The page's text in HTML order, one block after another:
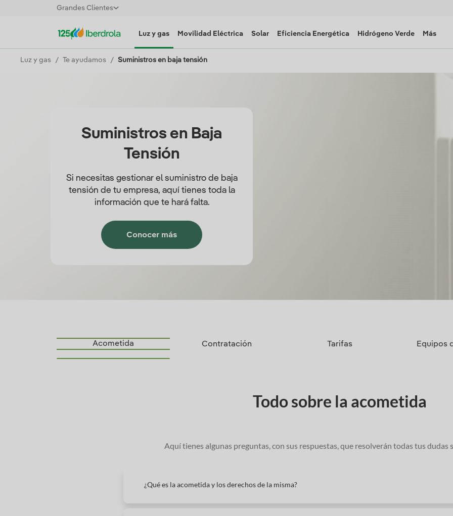
Grandes Clientes
Luz y gas Movilidad Eléctrica Solar Eficiencia Energética Hidrógeno Verde Más
Luz y gas Te ayudamos Suministros en baja tensión
Suministros en Baja
Tensión
Si necesitas gestionar el suministro de baja
tensión de tu empresa, aquí tienes toda la
información que te hará falta.
Conocer más
Acometida Contratación Tarifas Equipos
Todo sobre la acometida
Aquí tienes algunas preguntas, con sus respuestas, que resolverán todas tus dudas
¿Qué es la acometida y los derechos de la misma?